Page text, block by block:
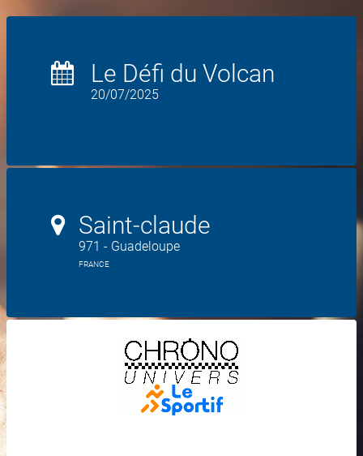
Le Défi du Volcan
20/07/2025
Saint-claude
971 - Guadeloupe
FRANCE